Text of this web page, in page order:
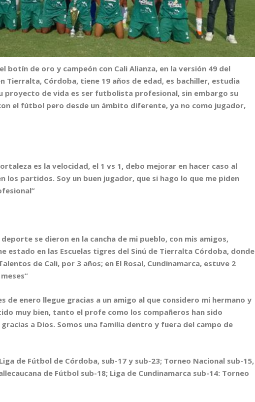
botín de oro y campeón con Cali Alianza, en la versión 49 del
Tierralta, Córdoba, tiene 19 años de edad, es bachiller, estudia
proyecto de vida es ser futbolista profesional, sin embargo su
el fútbol pero desde un ámbito diferente, ya no como jugador,
es la velocidad, el 1 vs 1, debo mejorar en hacer caso al
los partidos. Soy un buen jugador, que si hago lo que me piden
se dieron en la cancha de mi pueblo, con mis amigos,
estado en las Escuelas tigres del Sinú de Tierralta Córdoba, donde
de Cali, por 3 años; en El Rosal, Cundinamarca, estuve 2
de enero llegue gracias a un amigo al que considero mi hermano y
muy bien, tanto el profe como los compañeros han sido
a Dios. Somos una familia dentro y fuera del campo de
de Fútbol de Córdoba, sub-17 y sub-23; Torneo Nacional sub-15,
de Fútbol sub-18; Liga de Cundinamarca sub-14: Torneo